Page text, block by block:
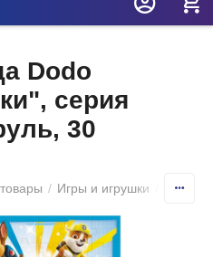
Dodo
серия
30
/ Игры и игрушки